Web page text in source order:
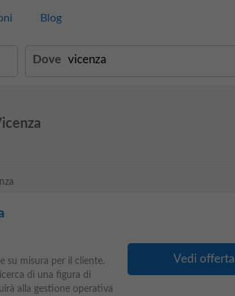
Blog
Dove
su misura per il cliente.
di una figura di
alla gestione operativa
Vedi offerta